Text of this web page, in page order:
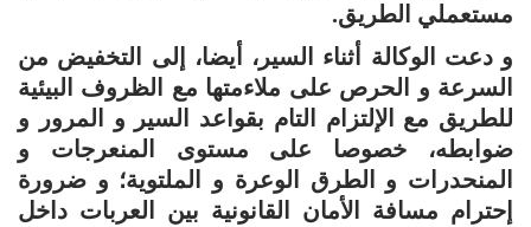
مستعملي الطريق.
و دعت الوكالة أثناء السير، أيضا، إلى التخفيض من
السرعة و الحرص على ملاءمتها مع الظروف البيئية
للطريق مع الإلتزام التام بقواعد السير و المرور و
ضوابطه، خصوصا على مستوى المنعرجات و
المنحدرات و الطرق الوعرة و الملتوية؛ و ضرورة
إحترام مسافة الأمان القانونية بين العربات داخل